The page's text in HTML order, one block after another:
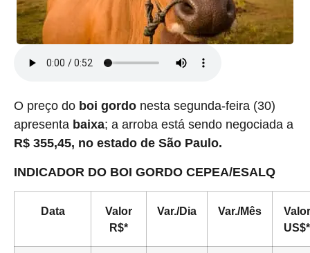
O preço do boi gordo nesta segunda-feira (30)
apresenta baixa; a arroba está sendo negociada a
R$ 355,45, no estado de São Paulo.
INDICADOR DO BOI GORDO CEPEA/ESALQ
Data
Valor
R$*
Var./Dia Var./Mês
Valor
US$*